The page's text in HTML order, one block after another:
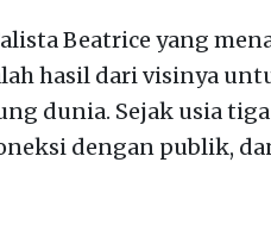
Beatrice yang
hasil dari visinya
dunia. Sejak usia
dengan publik,